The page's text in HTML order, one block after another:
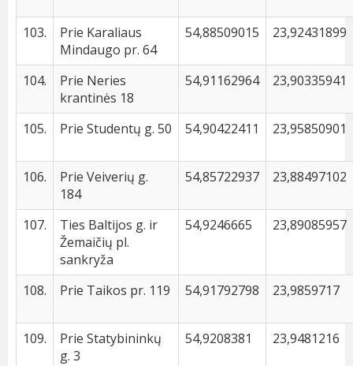
103.
Prie Karaliaus
Mindaugo pr. 64
54,88509015 23,92431899
104.
Prie Neries
krantinės 18
54,91162964 23,90335941
105. Prie Studentų g. 50 54,90422411 23,95850901
106.
Prie Veiverių g.
184
54,85722937 23,88497102
107.
Ties Baltijos g. ir
Žemaičių pl.
sankryža
54,9246665 23,89085957
108. Prie Taikos pr. 119 54,91792798 23,9859717
109.
Prie Statybininkų
g. 3
54,9208381 23,9481216